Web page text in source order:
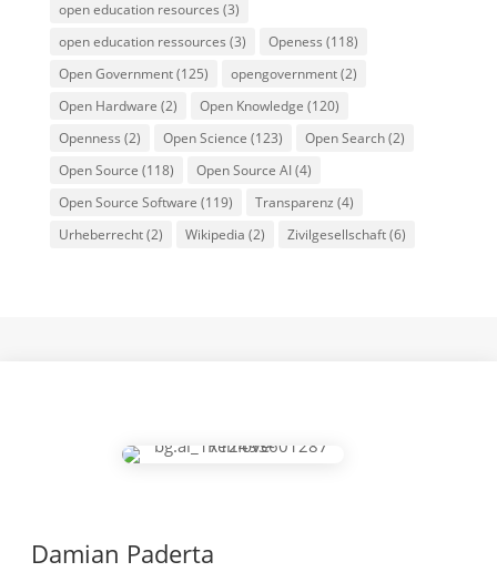
open education resources (3)
open education ressources (3) Openess (118)
Open Government(125) opengovernment(2)
Open Hardware (2) Open Knowledge (120)
Openness (2) Open Science (123) Open Search(2)
Open Source (118) Open Source AI(4)
Open Source Software (119) Transparenz (4)
Urheberrecht(2) Wikipedia (2) Zivilgesellschaft(6)
Damian Paderta